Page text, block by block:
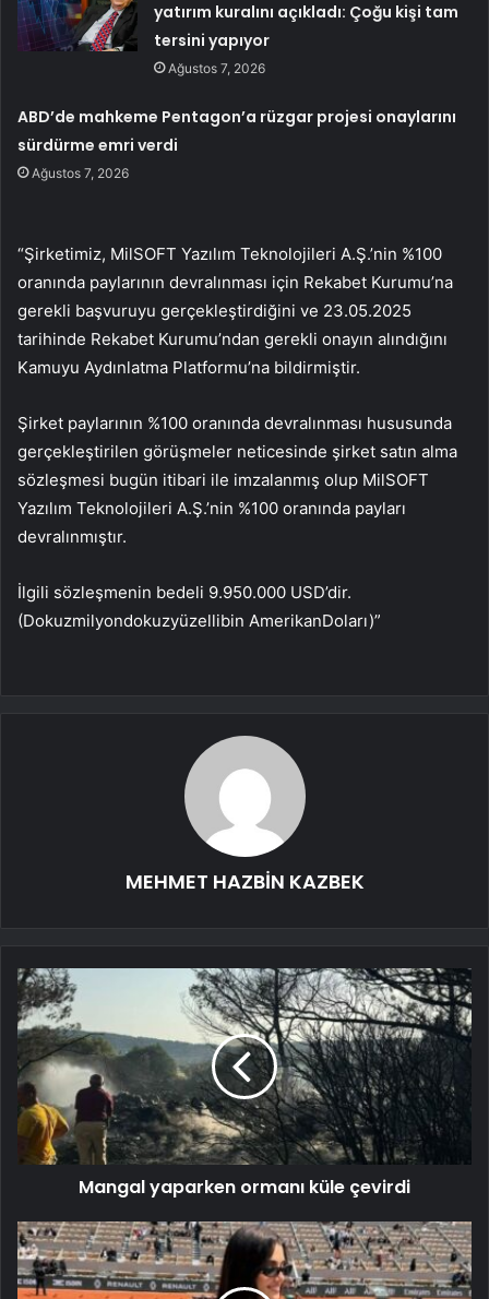
yatırım kuralını açıkladı: Çoğu kişi tam
tersini yapıyor
Ağustos 7, 2026
ABD’de mahkeme Pentagon’a rüzgar projesi onaylarını
sürdürme emri verdi
Ağustos 7, 2026
“Şirketimiz, MilSOFT Yazılım Teknolojileri A.Ş.’nin %100
oranında paylarının devralınması için Rekabet Kurumu’na
gerekli başvuruyu gerçekleştirdiğini ve 23.05.2025
tarihinde Rekabet Kurumu’ndan gerekli onayın alındığını
Kamuyu Aydınlatma Platformu’na bildirmiştir.
Şirket paylarının %100 oranında devralınması hususunda
gerçekleştirilen görüşmeler neticesinde şirket satın alma
sözleşmesi bugün itibari ile imzalanmış olup MilSOFT
Yazılım Teknolojileri A.Ş.’nin %100 oranında payları
devralınmıştır.
İlgili sözleşmenin bedeli 9.950.000 USD’dir.
(Dokuzmilyondokuzyüzellibin AmerikanDoları)”
MEHMET HAZBİN KAZBEK
Mangal yaparken ormanı küle çevirdi